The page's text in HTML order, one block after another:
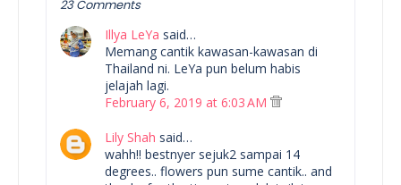
23 Comments
Illya LeYa said…
Memang cantik kawasan-kawasan di
Thailand ni. LeYa pun belum habis
jelajah lagi.
February 6, 2019 at 6:03 AM
Lily Shah said…
wahh!! bestnyer sejuk2 sampai 14
degrees.. flowers pun sume cantik.. and